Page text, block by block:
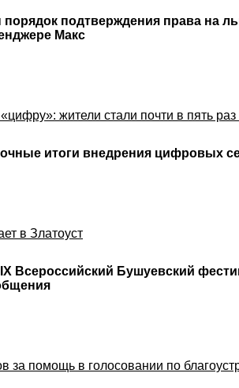
подтверждения права на
Макс
жители стали почти в пять
итоги внедрения цифровых
в Златоуст
IX Всероссийский Бушуевский
за помощь в голосовании по